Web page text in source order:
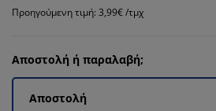
Προηγούμενη τιμή: 3,99€ /τμχ
Αποστολή ή παραλαβή;
Αποστολή